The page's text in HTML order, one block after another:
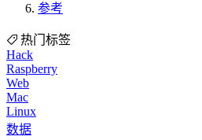
参考
热门标签
Hack
Raspberry
Web
Mac
Linux
数据